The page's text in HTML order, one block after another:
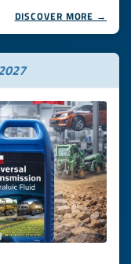
DISCOVER MORE →